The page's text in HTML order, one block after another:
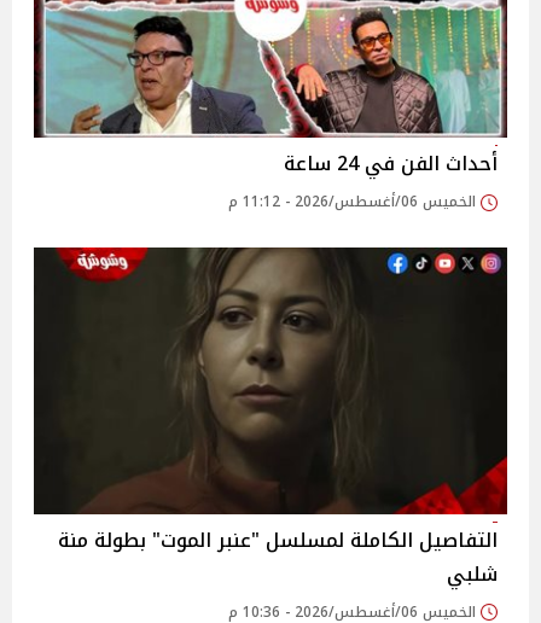
أحداث الفن في 24 ساعة
الخميس 06/أغسطس/2026 - 11:12 م
التفاصيل الكاملة لمسلسل "عنبر الموت" بطولة منة
شلبي
الخميس 06/أغسطس/2026 - 10:36 م